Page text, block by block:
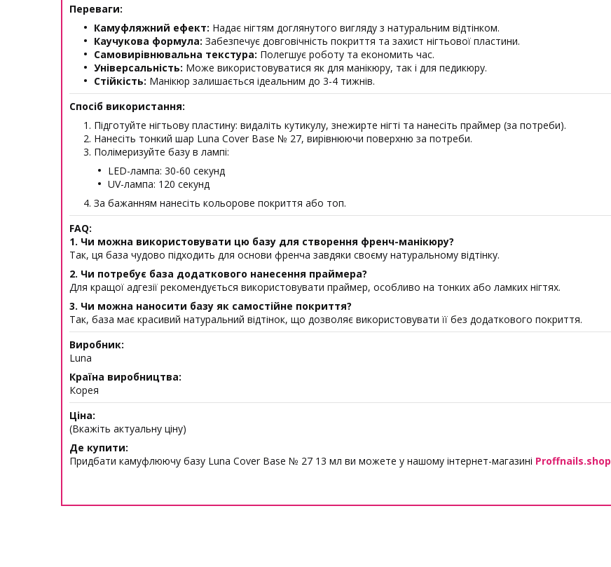
Переваги:
Камуфляжний ефект: Надає нігтям доглянутого вигляду з натуральним відтінком.
Каучукова формула: Забезпечує довговічність покриття та захист нігтьової пластини.
Самовирівнювальна текстура: Полегшує роботу та економить час.
Універсальність: Може використовуватися як для манікюру, так і для педикюру.
Стійкість: Манікюр залишається ідеальним до 3-4 тижнів.
Спосіб використання:
Підготуйте нігтьову пластину: видаліть кутикулу, знежирте нігті та нанесіть праймер (за потреби).
Нанесіть тонкий шар Luna Cover Base № 27, вирівнюючи поверхню за потреби.
Полімеризуйте базу в лампі:
LED-лампа: 30-60 секунд
UV-лампа: 120 секунд
За бажанням нанесіть кольорове покриття або топ.
FAQ:
1. Чи можна використовувати цю базу для створення френч-манікюру?
Так, ця база чудово підходить для основи френча завдяки своєму натуральному відтінку.
2. Чи потребує база додаткового нанесення праймера?
Для кращої адгезії рекомендується використовувати праймер, особливо на тонких або ламких нігтях.
3. Чи можна наносити базу як самостійне покриття?
Так, база має красивий натуральний відтінок, що дозволяє використовувати її без додаткового покриття.
Виробник:
Luna
Країна виробництва:
Корея
Ціна:
(Вкажіть актуальну ціну)
Де купити:
Придбати камуфлюючу базу Luna Cover Base № 27 13 мл ви можете у нашому інтернет-магазині Proffnails.shop